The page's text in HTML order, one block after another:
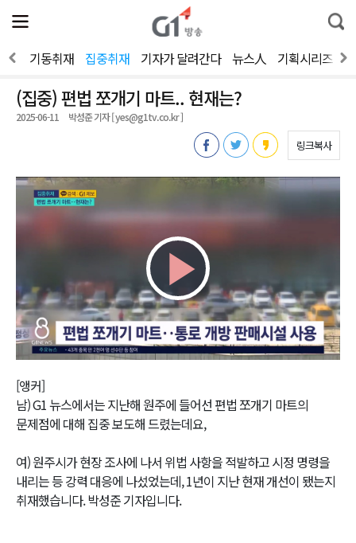
전
체
뉴
열
통
합
색
스 기동취재 집중취재 기자가 달려간다 뉴스人 기획시리즈
(집중) 편법 쪼개기 마트.. 현재는?
2025-06-11 박성준 기자 [ yes@g1tv.co.kr ]
링크복사
Play
Video
[앵커]
남) G1 뉴스에서는 지난해 원주에 들어선 편법 쪼개기 마트의
문제점에 대해 집중 보도해 드렸는데요,
여) 원주시가 현장 조사에 나서 위법 사항을 적발하고 시정 명령을
내리는 등 강력 대응에 나섰었는데, 1년이 지난 현재 개선이 됐는지
취재했습니다. 박성준 기자입니다.